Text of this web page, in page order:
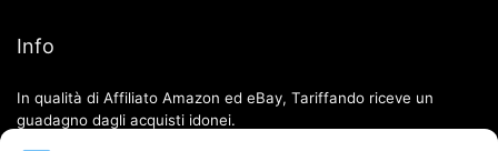
Info
In qualità di Affiliato Amazon ed eBay, Tariffando riceve un
guadagno dagli acquisti idonei.